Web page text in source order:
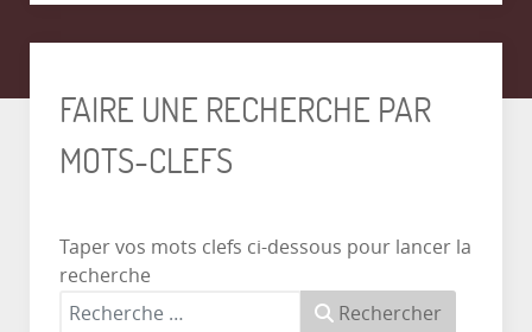
FAIRE UNE RECHERCHE PAR
MOTS-CLEFS
Taper vos mots clefs ci-dessous pour lancer la
recherche
Rechercher